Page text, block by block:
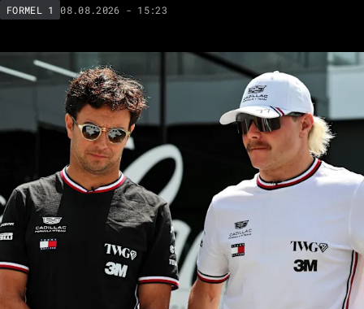
FORMEL 1 08.08.2026 - 15:23